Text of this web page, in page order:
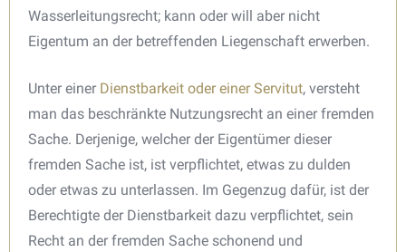
Wasserleitungsrecht; kann oder will aber nicht
Eigentum an der betreffenden Liegenschaft erwerben.
Unter einer Dienstbarkeit oder einer Servitut, versteht
man das beschränkte Nutzungsrecht an einer fremden
Sache. Derjenige, welcher der Eigentümer dieser
fremden Sache ist, ist verpflichtet, etwas zu dulden
oder etwas zu unterlassen. Im Gegenzug dafür, ist der
Berechtigte der Dienstbarkeit dazu verpflichtet, sein
Recht an der fremden Sache schonend und